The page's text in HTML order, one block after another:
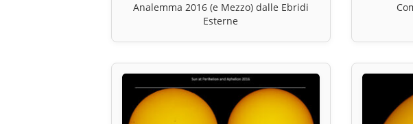
Analemma 2016 (e Mezzo) dalle Ebridi
Esterne